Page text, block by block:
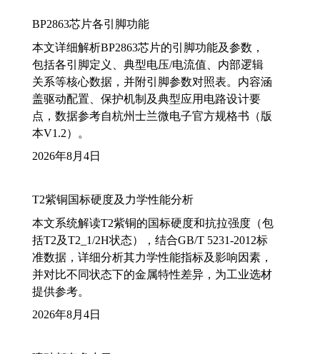
BP2863芯片各引脚功能
本文详细解析BP2863芯片的引脚功能及参数，
包括各引脚定义、典型电压/电流值、内部逻辑
关系等核心数据，并附引脚参数对照表。内容涵
盖驱动配置、保护机制及典型应用电路设计要
点，数据参考自杭州士兰微电子官方规格书（版
本V1.2）。
2026年8月4日
T2紫铜国标硬度及力学性能分析
本文系统解读T2紫铜的国标硬度和抗拉强度（包
括T2及T2_1/2H状态），结合GB/T 5231-2012标
准数据，详细分析其力学性能指标及影响因素，
并对比不同状态下的金属特性差异，为工业选材
提供参考。
2026年8月4日